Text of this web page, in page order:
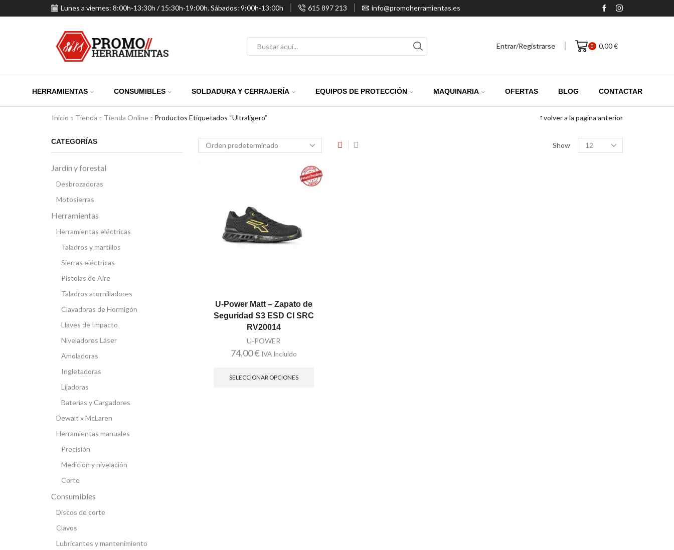
Lunes a viernes: 8:00h-13:30h / 15:30h-19:00h. Sábados: 9:00h-13:00h 615 897 213 info@promoherramientas.es
Entrar/Registrarse 0 0,00€
HERRAMIENTAS CONSUMIBLES SOLDADURA Y CERRAJERÍA EQUIPOS DE PROTECCIÓN MAQUINARIA OFERTAS BLOG CONTACTAR
Inicio Tienda Tienda Online Productos Etiquetados “ultraligero” volver a la pagina anterior
Show
Productos
por
U-Power Matt – Zapato de
Seguridad S3 ESD CI SRC
RV20014
U-POWER
74,00€ IVA Incluido
SELECCIONAR OPCIONES
CATEGORÍAS
Jardín y forestal
Desbrozadoras
Motosierras
Herramientas
Herramientas eléctricas
Taladros y martillos
Sierras eléctricas
Pistolas de Aire
Taladros atornilladores
Clavadoras de Hormigón
Llaves de Impacto
Niveladores Láser
Amoladoras
Ingletadoras
Lijadoras
Baterías y Cargadores
Dewalt x McLaren
Herramientas manuales
Precisión
Medición y nivelación
Corte
Consumibles
Discos de corte
Clavos
Lubricantes y mantenimiento